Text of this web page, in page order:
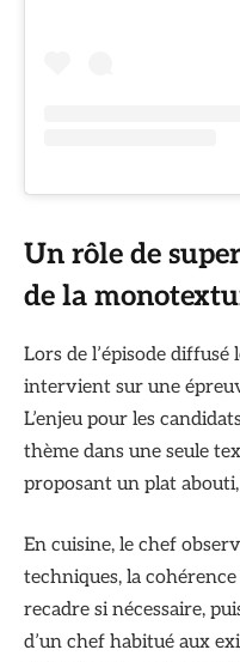
Un rôle de
de la
Lors de l’épisode
intervient sur une
L’enjeu pour les
thème dans une seule
proposant un plat
En cuisine, le chef
techniques, la
recadre si nécessaire,
d’un chef habitué aux